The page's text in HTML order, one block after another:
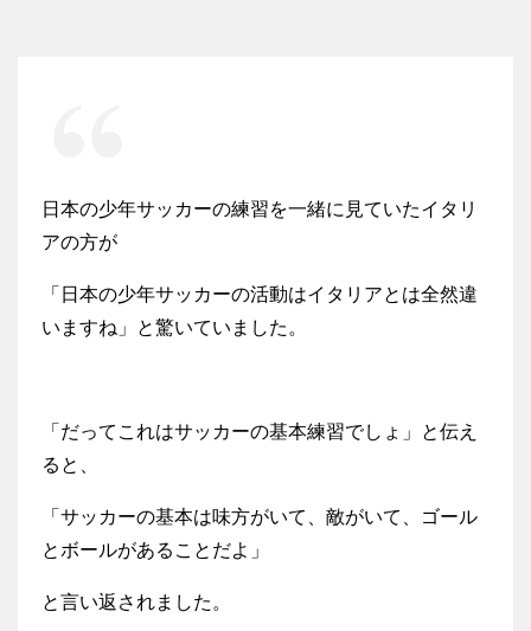
日本の少年サッカーの練習を一緒に見ていたイタリ
アの方が
「日本の少年サッカーの活動はイタリアとは全然違
いますね」と驚いていました。
「だってこれはサッカーの基本練習でしょ」と伝え
ると、
「サッカーの基本は味方がいて、敵がいて、ゴール
とボールがあることだよ」
と言い返されました。